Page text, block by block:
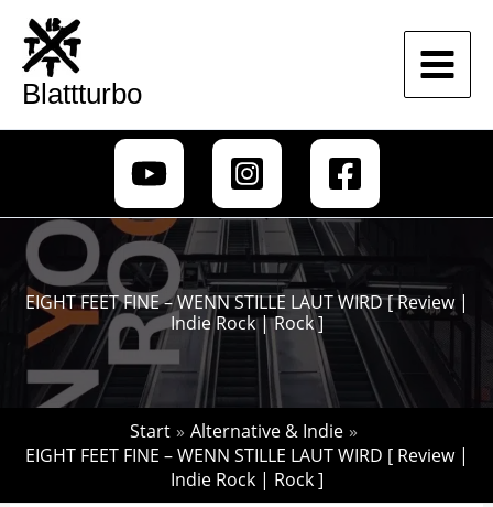
Zum
Inhalt
springen
Blattturbo
EIGHT FEET FINE – WENN STILLE LAUT WIRD [ Review |
Indie Rock | Rock ]
Start
Alternative & Indie
EIGHT FEET FINE – WENN STILLE LAUT WIRD [ Review |
Indie Rock | Rock ]